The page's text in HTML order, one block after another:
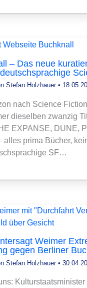
– Das neue
Stefan Holzhauer •
nach Science
dieselben zwanzig
EXPANSE, DUNE,
alles prima Bücher,
SF…
Weimer
gegen Berliner
Stefan Holzhauer •
Kulturstaatsminister